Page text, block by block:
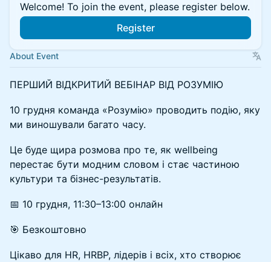
Welcome! To join the event, please register below.
Register
About Event
ПЕРШИЙ ВІДКРИТИЙ ВЕБІНАР ВІД РОЗУМІЮ
10 грудня команда «Розумію» проводить подію, яку
ми виношували багато часу.
Це буде щира розмова про те, як wellbeing
перестає бути модним словом і стає частиною
культури та бізнес-результатів.
📅 10 грудня, 11:30–13:00 онлайн
🎯 Безкоштовно
Цікаво для HR, HRBP, лідерів і всіх, хто створює